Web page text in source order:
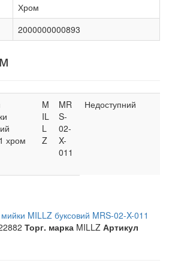
Хром
2000000000893
хром
M
IL
L
Z
MR
S-
02-
X-
011
Недоступний
MILLZ буксовий MRS-02-X-011
Торг. марка MILLZ Артикул